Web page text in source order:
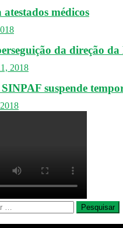
médicos
da direção
2018
suspende